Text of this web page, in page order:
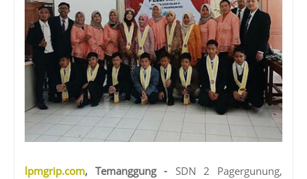
lpmgrip.com, Temanggung - SDN 2 Pagergunung,